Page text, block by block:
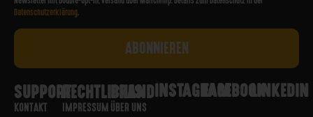
Datenschutzerklärung.
SUPPORT
KONTAKT
RECHTLICHES
IMPRESSUM
BRAND
ÜBER UNS
INSTAGRAMFACEBOOKLINKEDIN